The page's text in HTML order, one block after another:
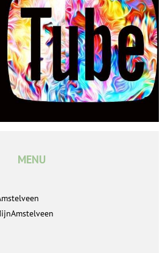
MENU